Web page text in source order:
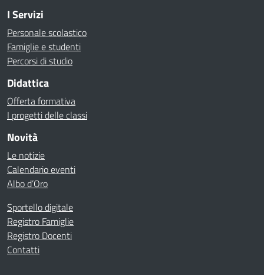
I Servizi
Personale scolastico
Famiglie e studenti
Percorsi di studio
Didattica
Offerta formativa
I progetti delle classi
Novità
Le notizie
Calendario eventi
Albo d’Oro
Sportello digitale
Registro Famiglie
Registro Docenti
Contatti